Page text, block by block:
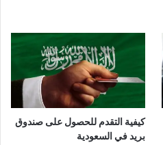
كيفية التقدم للحصول على صندوق
بريد في السعودية